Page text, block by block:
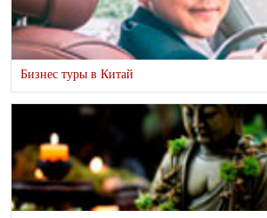
Бизнес туры в Китай